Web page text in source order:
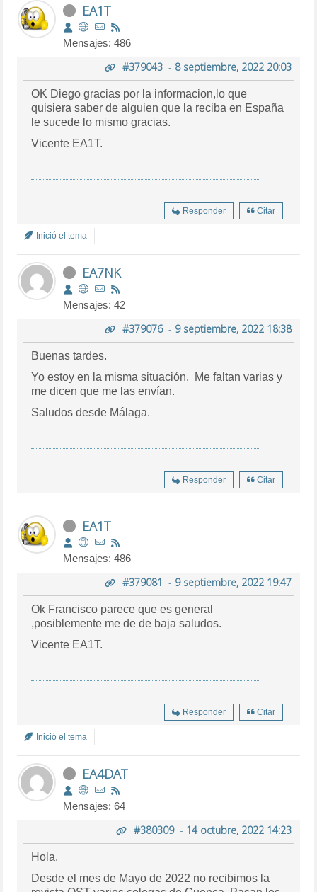
EA1T
Mensajes: 486
#379043- 8 septiembre, 2022 20:03
OK Diego gracias por la informacion,lo que
quisiera saber de alguien que la reciba en España
le sucede lo mismo gracias.
Vicente EA1T.
Responder Citar
Inició el tema
EA7NK
Mensajes: 42
#379076- 9 septiembre, 2022 18:38
Buenas tardes.
Yo estoy en la misma situación. Me faltan varias y
me dicen que me las envían.
Saludos desde Málaga.
Responder Citar
EA1T
Mensajes: 486
#379081 - 9 septiembre, 2022 19:47
Ok Francisco parece que es general
,posiblemente me de de baja saludos.
Vicente EA1T.
Responder Citar
Inició el tema
EA4DAT
Mensajes: 64
#380309- 14 octubre, 2022 14:23
Hola,
Desde el mes de Mayo de 2022 no recibimos la